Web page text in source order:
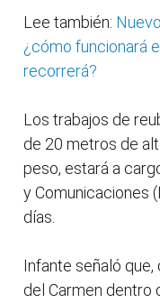
Lee también:
¿cómo funcionará
recorrerá?
Los trabajos de
de 20 metros de
peso, estará a
y Comunicaciones
días.
Infante señaló que,
del Carmen dentro